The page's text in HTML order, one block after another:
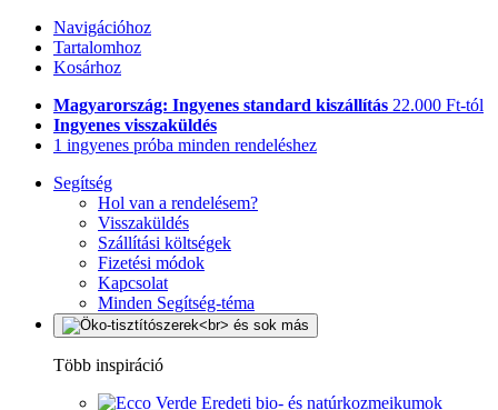
Navigációhoz
Tartalomhoz
Kosárhoz
Magyarország: Ingyenes standard kiszállítás 22.000 Ft-tól
Ingyenes visszaküldés
1 ingyenes próba minden rendeléshez
Segítség
Hol van a rendelésem?
Visszaküldés
Szállítási költségek
Fizetési módok
Kapcsolat
Minden Segítség-téma
Több inspiráció
Eredeti bio- és natúrkozmeikumok